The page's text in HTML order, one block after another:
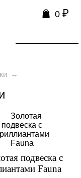
0 ₽
→
подвеска с
Fauna